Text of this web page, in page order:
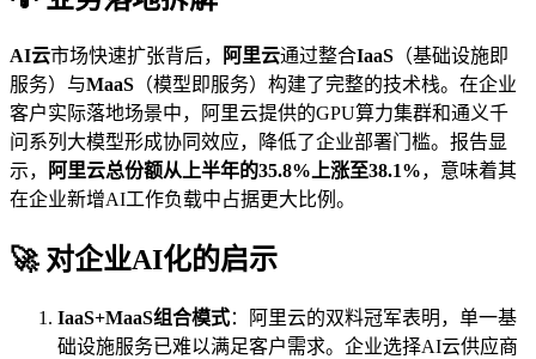
AI云市场快速扩张背后， 阿里云通过整合IaaS （基础设施即
服务）与MaaS （模型即服务）构建了完整的技术栈。在企业
客户实际落地场景中，阿里云提供的GPU算力集群和通义千
问系列大模型形成协同效应，降低了企业部署门槛。报告显
示，
阿里云总份额从上半年的35.8%上涨至38.1%，意味着其
在企业新增AI工作负载中占据更大比例。
🚀 对企业AI化的启示
IaaS+MaaS组合模式：阿里云的双料冠军表明，单一基
础设施服务已难以满足客户需求。企业选择AI云供应商